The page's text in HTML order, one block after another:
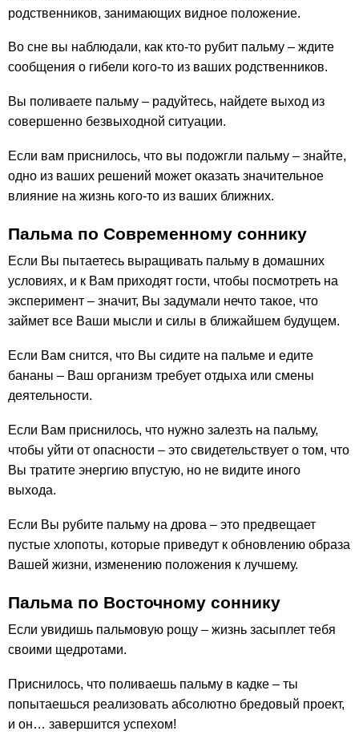
родственников, занимающих видное положение.
Во сне вы наблюдали, как кто-то рубит пальму – ждите
сообщения о гибели кого-то из ваших родственников.
Вы поливаете пальму – радуйтесь, найдете выход из
совершенно безвыходной ситуации.
Если вам приснилось, что вы подожгли пальму – знайте,
одно из ваших решений может оказать значительное
влияние на жизнь кого-то из ваших ближних.
Пальма по Современному соннику
Если Вы пытаетесь выращивать пальму в домашних
условиях, и к Вам приходят гости, чтобы посмотреть на
эксперимент – значит, Вы задумали нечто такое, что
займет все Ваши мысли и силы в ближайшем будущем.
Если Вам снится, что Вы сидите на пальме и едите
бананы – Ваш организм требует отдыха или смены
деятельности.
Если Вам приснилось, что нужно залезть на пальму,
чтобы уйти от опасности – это свидетельствует о том, что
Вы тратите энергию впустую, но не видите иного
выхода.
Если Вы рубите пальму на дрова – это предвещает
пустые хлопоты, которые приведут к обновлению образа
Вашей жизни, изменению положения к лучшему.
Пальма по Восточному соннику
Если увидишь пальмовую рощу – жизнь засыплет тебя
своими щедротами.
Приснилось, что поливаешь пальму в кадке – ты
попытаешься реализовать абсолютно бредовый проект,
и он… завершится успехом!